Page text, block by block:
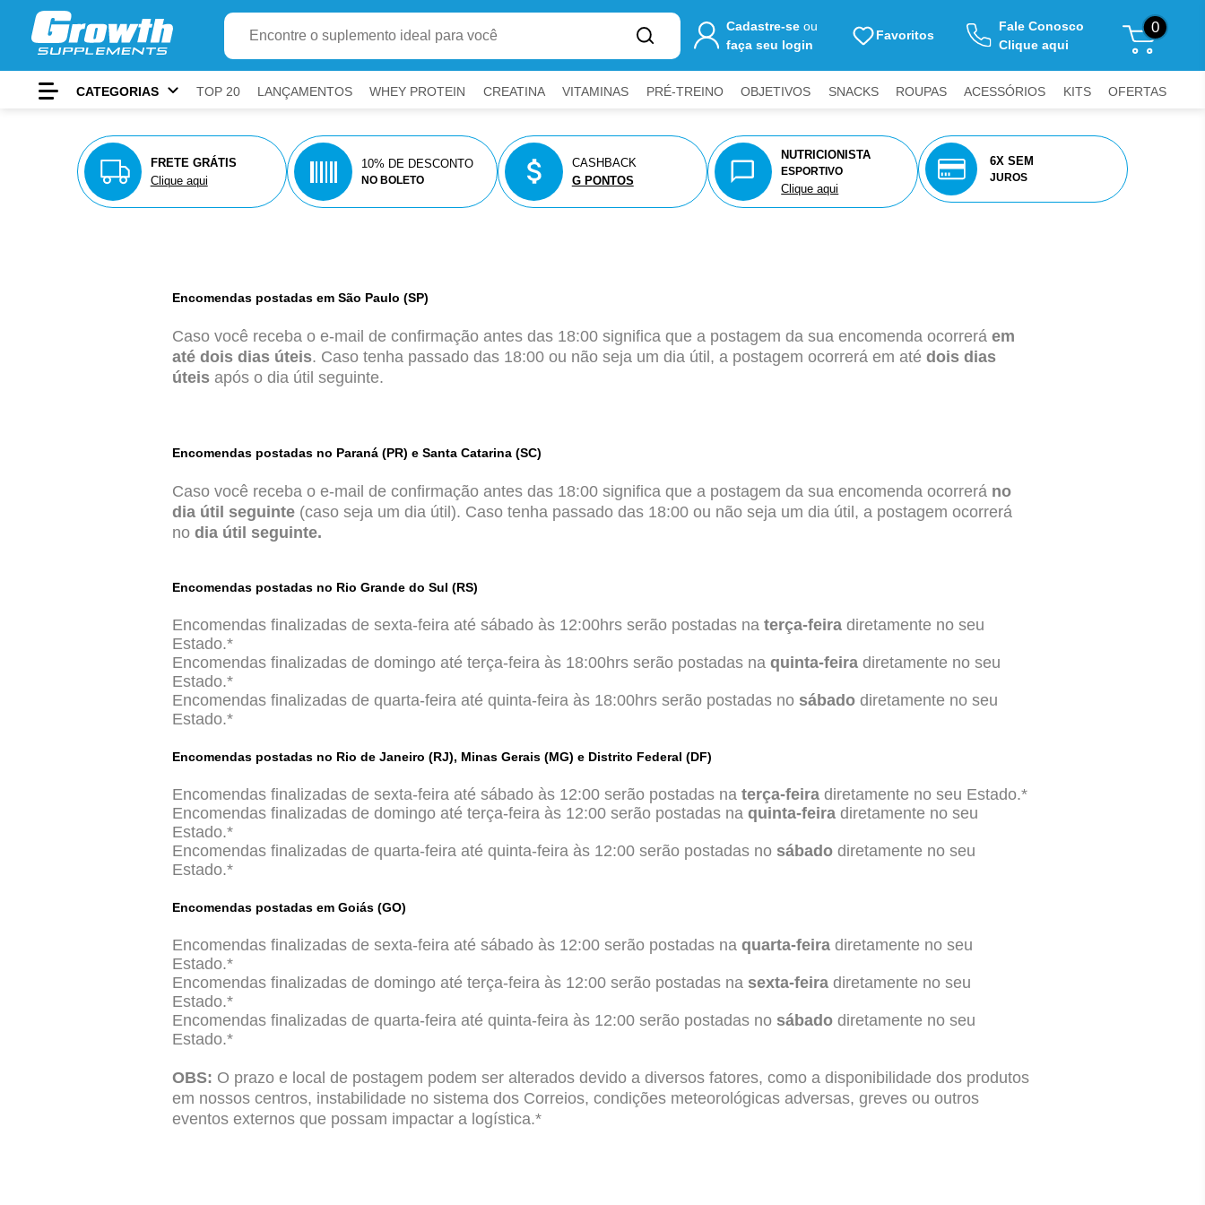
Ir para
Conteúdo principal Menu principal
Busca
Rodapé
Atalhos do teclado
Conteúdo alt 1
alt
Buscar produto
Cadastre-seou
faça seu login
Favoritos
Fale Conosco
Clique aqui
0
CATEGORIAS TOP 20 LANÇAMENTOS WHEY PROTEIN CREATINA VITAMINAS PRÉ-TREINO OBJETIVOS SNACKS ROUPAS ACESSÓRIOS KITS OFERTAS
FRETE GRÁTIS
Clique aqui
10% DE DESCONTO
NO BOLETO
CASHBACK
G PONTOS
NUTRICIONISTA
ESPORTIVO
Clique aqui
6X SEM
JUROS
Encomendas postadas em São Paulo (SP)
Caso você receba o e-mail de confirmação antes das 18:00 significa que a postagem da sua encomenda ocorreráem
até dois dias úteis. Caso tenha passado das 18:00 ou não seja um dia útil, a postagem ocorrerá em até dois dias
úteis após o dia útil seguinte.
Encomendas postadas no Paraná (PR) e Santa Catarina (SC)
Caso você receba o e-mail de confirmação antes das 18:00 significa que a postagem da sua encomenda ocorrerá no
dia útil seguinte (caso seja um dia útil). Caso tenha passado das 18:00 ou não seja um dia útil, a postagem ocorrerá
nodia útil seguinte.
Encomendas postadas no Rio Grande do Sul (RS)
Encomendas finalizadas de sexta-feira até sábado às 12:00hrs serão postadas naterça-feira diretamente no seu
Estado.*
Encomendas finalizadas de domingo até terça-feira às 18:00hrs serão postadas naquinta-feira diretamente no seu
Estado.*
Encomendas finalizadas de quarta-feira até quinta-feira às 18:00hrs serão postadas no sábado diretamente no seu
Estado.*
Encomendas postadas no Rio de Janeiro (RJ), Minas Gerais (MG) e Distrito Federal (DF)
Encomendas finalizadas de sexta-feira até sábado às 12:00 serão postadas naterça-feira diretamente no seu Estado.*
Encomendas finalizadas de domingo até terça-feira às 12:00 serão postadas naquinta-feira diretamente no seu
Estado.*
Encomendas finalizadas de quarta-feira até quinta-feira às 12:00 serão postadas no sábado diretamente no seu
Estado.*
Encomendas postadas em Goiás (GO)
Encomendas finalizadas de sexta-feira até sábado às 12:00 serão postadas naquarta-feira diretamente no seu
Estado.*
Encomendas finalizadas de domingo até terça-feira às 12:00 serão postadas na sexta-feira diretamente no seu
Estado.*
Encomendas finalizadas de quarta-feira até quinta-feira às 12:00 serão postadas no sábado diretamente no seu
Estado.*
OBS: O prazo e local de postagem podem ser alterados devido a diversos fatores, como a disponibilidade dos produtos
em nossos centros, instabilidade no sistema dos Correios, condições meteorológicas adversas, greves ou outros
eventos externos que possam impactar a logística.*